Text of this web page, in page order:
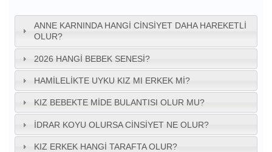
ANNE KARNINDA HANGI CINSIYET DAHA HAREKETLI
OLUR?
2026 HANGI BEBEK SENESI?
HAMILELIKTE UYKU KIZ MI ERKEK MI?
KIZ BEBEKTE MIDE BULANTISI OLUR MU?
İDRAR KOYU OLURSA CINSIYET NE OLUR?
KIZ ERKEK HANGI TARAFTA OLUR?